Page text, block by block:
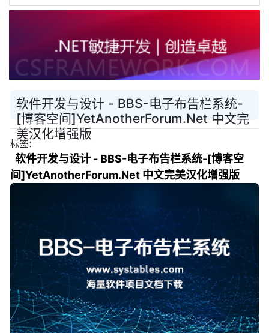
软件开发与设计 - BBS-电子布告栏系统-
[博客空间]YetAnotherForum.Net 中文完
美汉化增强版
标签：
软件开发与设计 - BBS-电子布告栏系统-[博客空
间]YetAnotherForum.Net 中文完美汉化增强版